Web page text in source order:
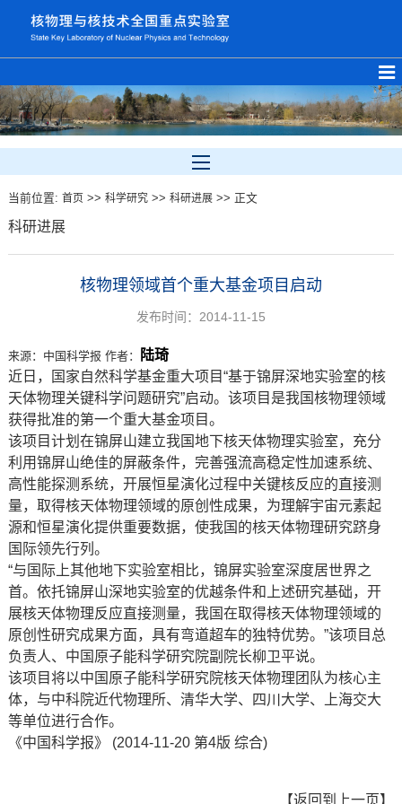
当前位置: 首页>> 科学研究>> 科研进展>> 正文
科研进展
核物理领域首个重大基金项目启动
发布时间：2014-11-15
来源： 中国科学报 作者：
陆琦
近日，国家自然科学基金重大项目“基于锦屏深地实验室的核
天体物理关键科学问题研究”启动。该项目是我国核物理领域
获得批准的第一个重大基金项目。
该项目计划在锦屏山建立我国地下核天体物理实验室，充分
利用锦屏山绝佳的屏蔽条件，完善强流高稳定性加速系统、
高性能探测系统，开展恒星演化过程中关键核反应的直接测
量，取得核天体物理领域的原创性成果，为理解宇宙元素起
源和恒星演化提供重要数据，使我国的核天体物理研究跻身
国际领先行列。
“与国际上其他地下实验室相比，锦屏实验室深度居世界之
首。依托锦屏山深地实验室的优越条件和上述研究基础，开
展核天体物理反应直接测量，我国在取得核天体物理领域的
原创性研究成果方面，具有弯道超车的独特优势。”该项目总
负责人、中国原子能科学研究院副院长柳卫平说。
该项目将以中国原子能科学研究院核天体物理团队为核心主
体，与中科院近代物理所、清华大学、四川大学、上海交大
等单位进行合作。
《中国科学报》 (2014-11-20 第4版 综合)
【返回到上一页 】